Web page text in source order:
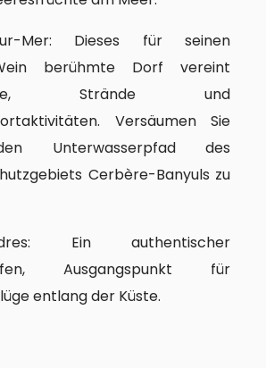
sur-Mer: Dieses für seinen
berühmte Dorf vereint
Strände und
Versäumen Sie
Unterwasserpfad des
Cerbère-Banyuls zu
Ein authentischer
Ausgangspunkt für
entlang der Küste.